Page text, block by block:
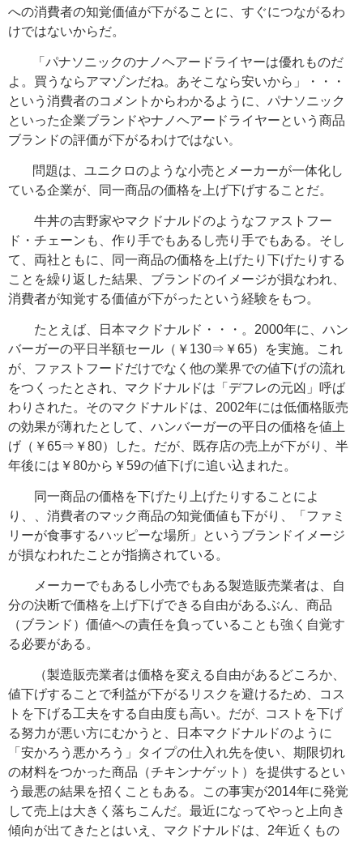
への消費者の知覚価値が下がることに、すぐにつながるわ
けではないからだ。
「パナソニックのナノヘアードライヤーは優れものだ
よ。買うならアマゾンだね。あそこなら安いから」・・・
という消費者のコメントからわかるように、パナソニック
といった企業ブランドやナノヘアードライヤーという商品
ブランドの評価が下がるわけではない。
問題は、ユニクロのような小売とメーカーが一体化し
ている企業が、同一商品の価格を上げ下げすることだ。
牛丼の吉野家やマクドナルドのようなファストフー
ド・チェーンも、作り手でもあるし売り手でもある。そし
て、両社ともに、同一商品の価格を上げたり下げたりする
ことを繰り返した結果、ブランドのイメージが損なわれ、
消費者が知覚する価値が下がったという経験をもつ。
たとえば、日本マクドナルド・・・。2000年に、ハン
バーガーの平日半額セール（￥130⇒￥65）を実施。これ
が、ファストフードだけでなく他の業界での値下げの流れ
をつくったとされ、マクドナルドは「デフレの元凶」呼ば
わりされた。そのマクドナルドは、2002年には低価格販売
の効果が薄れたとして、ハンバーガーの平日の価格を値上
げ（￥65⇒￥80）した。だが、既存店の売上が下がり、半
年後には￥80から￥59の値下げに追い込まれた。
同一商品の価格を下げたり上げたりすることによ
り、、消費者のマック商品の知覚価値も下がり、「ファミ
リーが食事するハッピーな場所」というブランドイメージ
が損なわれたことが指摘されている。
メーカーでもあるし小売でもある製造販売業者は、自
分の決断で価格を上げ下げできる自由があるぶん、商品
（ブランド）価値への責任を負っていることも強く自覚す
る必要がある。
（製造販売業者は価格を変える自由があるどころか、
値下げすることで利益が下がるリスクを避けるため、コス
トを下げる工夫をする自由度も高い。 だが、
コストを下げ
る努力が悪い方にむかうと、日本マクドナルドのように
「安かろう悪かろう」タイプの仕入れ先を使い、期限切れ
の材料をつかった商品（チキンナゲット）を提供するとい
う最悪の結果を招くこともある。この事実が2014年に発覚
して売上は大きく落ちこんだ。最近になってやっと上向き
傾向が出てきたとはいえ、マクドナルドは、2年近くもの